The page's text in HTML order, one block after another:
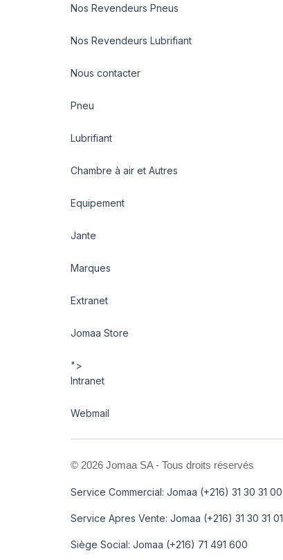
Nos Revendeurs Pneus
Nos Revendeurs Lubrifiant
Nous contacter
Pneu
Lubrifiant
Chambre à air et Autres
Equipement
Jante
Marques
Extranet
Jomaa Store
">
Intranet
Webmail
© 2026 Jomaa SA - Tous droits réservés
Service Commercial: Jomaa (+216) 31 30 31 00
Service Apres Vente: Jomaa (+216) 31 30 31 01
Siège Social: Jomaa (+216) 71 491 600